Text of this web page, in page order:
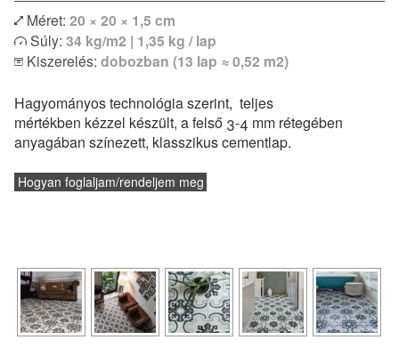
Méret: 20 × 20 × 1,5 cm
Súly: 34 kg/m2 | 1,35 kg / lap
Kiszerelés: dobozban (13 lap ≈ 0,52 m2)
Hagyományos technológia szerint, teljes
mértékben kézzel készült, a felső 3-4 mm rétegében
anyagában színezett, klasszikus cementlap.
Hogyan foglaljam/rendeljem meg
Egyszínű vagy bordűr lapokkal kombinálva izgalmas
egyedi kombinációk is megvalósíthatóak. Modern lakások
vagy klasszikus polgári otthonok hidegburkolataként
kombinálható, de konyhapultokhoz vagy fürdőszobák
falburkolatként is alkalmazható.
Vásárlás előtt feltétlenül tájékozódj a
lerakásról